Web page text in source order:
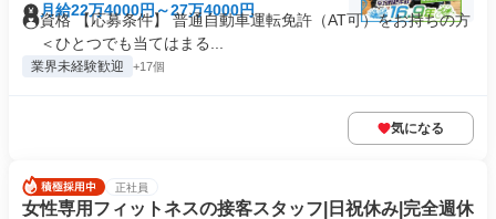
月給22万4000円～27万4000円
資格 【応募条件】 普通自動車運転免許（AT可）をお持ちの方
＜ひとつでも当てはまる...
業界未経験歓迎 +17個
気になる
正社員
女性専用フィットネスの接客スタッフ|日祝休み|完全週休